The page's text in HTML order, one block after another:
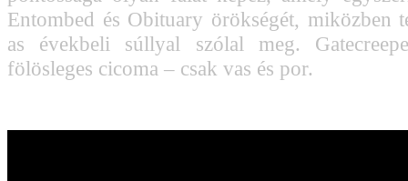
Entombed és Obituary örökségét, miközben
as évekbeli súllyal szólal meg.
fölösleges cicoma – csak vas és por.